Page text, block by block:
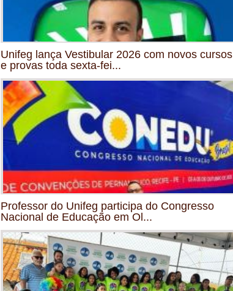
Unifeg lança Vestibular 2026 com novos cursos
e provas toda sexta-fei...
Professor do Unifeg participa do Congresso
Nacional de Educação em Ol...